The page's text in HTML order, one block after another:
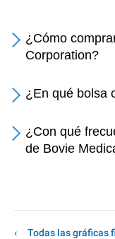
¿Cómo
Corporation?
¿En qué bolsa
¿Con qué
de Bovie
Todas las gráficas